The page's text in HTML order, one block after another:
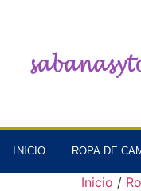
INICIO ROPA DE
Inicio /